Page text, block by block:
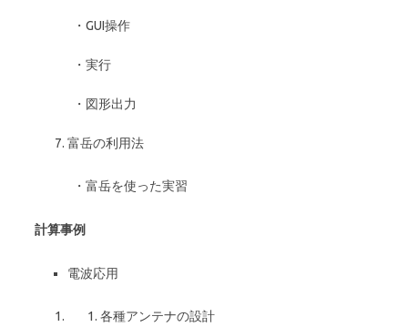
・GUI操作
・実行
・図形出力
富岳の利用法
・富岳を使った実習
計算事例
電波応用
各種アンテナの設計